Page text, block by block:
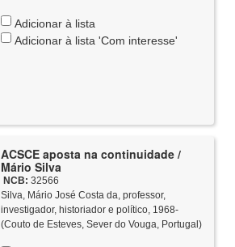
Adicionar à lista
Adicionar à lista 'Com interesse'
ACSCE aposta na continuidade /
Mário Silva
NCB: 32566
Silva, Mário José Costa da, professor,
investigador, historiador e político, 1968-
(Couto de Esteves, Sever do Vouga, Portugal)